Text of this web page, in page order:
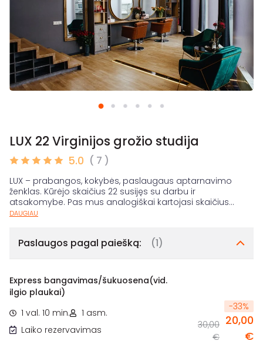
LUX 22 Virginijos grožio studija
5.0 ( 7 )
LUX – prabangos, kokybės, paslaugaus aptarnavimo
ženklas. Kūrėjo skaičius 22 susijęs su darbu ir
atsakomybe. Pas mus analogiškai kartojasi skaičius...
DAUGIAU
Paslaugos pagal paiešką: (1)
Express bangavimas/šukuosena(vid.
ilgio plaukai)
1 val. 10 min.
1 asm.
Laiko rezervavimas
-33%
30,00
€
20,00
€